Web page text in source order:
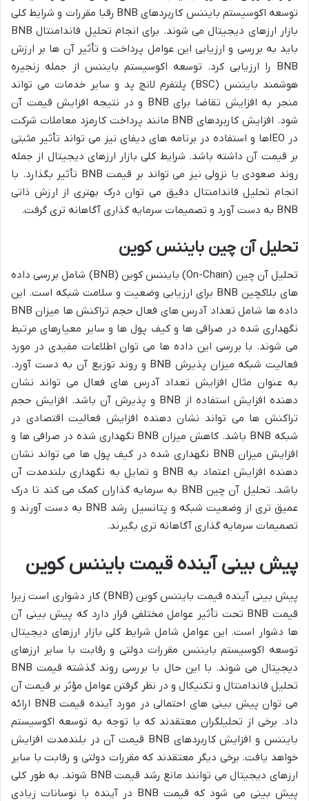
توسعه اکوسیستم بایننس کاربردهای BNB رقبا مقررات و شرایط کلی
بازار ارزهای دیجیتال می شوند. برای انجام تحلیل فاندامنتال BNB
باید به بررسی و ارزیابی این عوامل پرداخت و تأثیر آن ها بر ارزش
BNB را ارزیابی کرد. توسعه اکوسیستم بایننس از جمله زنجیره
هوشمند بایننس (BSC) پلتفرم لانچ پد و سایر خدمات می تواند
منجر به افزایش تقاضا برای BNB و در نتیجه افزایش قیمت آن
شود. افزایش کاربردهای BNB مانند پرداخت کارمزد معاملات شرکت
در IEOها و استفاده در برنامه های دیفای نیز می تواند تأثیر مثبتی
بر قیمت آن داشته باشد. شرایط کلی بازار ارزهای دیجیتال از جمله
روند صعودی یا نزولی نیز می تواند بر قیمت BNB تأثیر بگذارد. با
انجام تحلیل فاندامنتال دقیق می توان درک بهتری از ارزش ذاتی
BNB به دست آورد و تصمیمات سرمایه گذاری آگاهانه تری گرفت.
تحلیل آن چین بایننس کوین
تحلیل آن چین (On-Chain) بایننس کوین (BNB) شامل بررسی داده
های بلاکچین BNB برای ارزیابی وضعیت و سلامت شبکه است. این
داده ها شامل تعداد آدرس های فعال حجم تراکنش ها میزان BNB
نگهداری شده در صرافی ها و کیف پول ها و سایر معیارهای مرتبط
می شوند. با بررسی این داده ها می توان اطلاعات مفیدی در مورد
فعالیت شبکه میزان پذیرش BNB و روند توزیع آن به دست آورد.
به عنوان مثال افزایش تعداد آدرس های فعال می تواند نشان
دهنده افزایش استفاده از BNB و پذیرش آن باشد. افزایش حجم
تراکنش ها می تواند نشان دهنده افزایش فعالیت اقتصادی در
شبکه BNB باشد. کاهش میزان BNB نگهداری شده در صرافی ها و
افزایش میزان BNB نگهداری شده در کیف پول ها می تواند نشان
دهنده افزایش اعتماد به BNB و تمایل به نگهداری بلندمدت آن
باشد. تحلیل آن چین BNB به سرمایه گذاران کمک می کند تا درک
عمیق تری از وضعیت شبکه و پتانسیل رشد BNB به دست آورند و
تصمیمات سرمایه گذاری آگاهانه تری بگیرند.
پیش بینی آینده قیمت بایننس کوین
پیش بینی آینده قیمت بایننس کوین (BNB) کار دشواری است زیرا
قیمت BNB تحت تأثیر عوامل مختلفی قرار دارد که پیش بینی آن
ها دشوار است. این عوامل شامل شرایط کلی بازار ارزهای دیجیتال
توسعه اکوسیستم بایننس مقررات دولتی و رقابت با سایر ارزهای
دیجیتال می شوند. با این حال با بررسی روند گذشته قیمت BNB
تحلیل فاندامنتال و تکنیکال و در نظر گرفتن عوامل مؤثر بر قیمت آن
می توان پیش بینی های احتمالی در مورد آینده قیمت BNB ارائه
داد. برخی از تحلیلگران معتقدند که با توجه به توسعه اکوسیستم
بایننس و افزایش کاربردهای BNB قیمت آن در بلندمدت افزایش
خواهد یافت. برخی دیگر معتقدند که مقررات دولتی و رقابت با سایر
ارزهای دیجیتال می توانند مانع رشد قیمت BNB شوند. به طور کلی
پیش بینی می شود که قیمت BNB در آینده با نوسانات زیادی